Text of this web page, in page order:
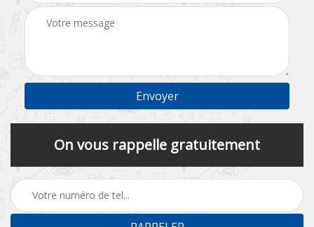
On vous rappelle gratuitement